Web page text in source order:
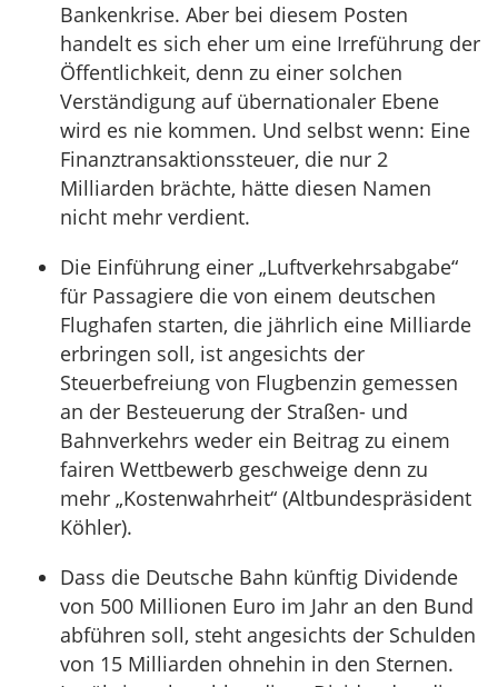
Bankenkrise. Aber bei diesem Posten
handelt es sich eher um eine Irreführung der
Öffentlichkeit, denn zu einer solchen
Verständigung auf übernationaler Ebene
wird es nie kommen. Und selbst wenn: Eine
Finanztransaktionssteuer, die nur 2
Milliarden brächte, hätte diesen Namen
nicht mehr verdient.
Die Einführung einer „Luftverkehrsabgabe“
für Passagiere die von einem deutschen
Flughafen starten, die jährlich eine Milliarde
erbringen soll, ist angesichts der
Steuerbefreiung von Flugbenzin gemessen
an der Besteuerung der Straßen- und
Bahnverkehrs weder ein Beitrag zu einem
fairen Wettbewerb geschweige denn zu
mehr „Kostenwahrheit“ (Altbundespräsident
Köhler).
Dass die Deutsche Bahn künftig Dividende
von 500 Millionen Euro im Jahr an den Bund
abführen soll, steht angesichts der Schulden
von 15 Milliarden ohnehin in den Sternen.